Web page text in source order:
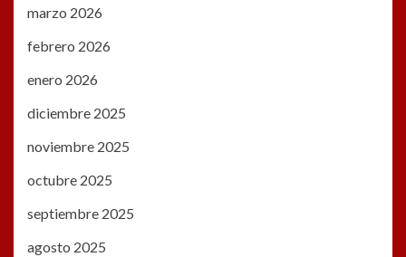
marzo 2026
febrero 2026
enero 2026
diciembre 2025
noviembre 2025
octubre 2025
septiembre 2025
agosto 2025